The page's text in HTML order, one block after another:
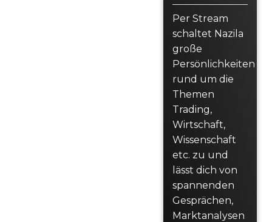
Per Stream
schaltet Nazila
große
Persönlichkeiten
rund um die
Themen
Trading,
Wirtschaft,
Wissenschaft
etc. zu und
lässt dich von
spannenden
Gesprächen,
Marktanalysen